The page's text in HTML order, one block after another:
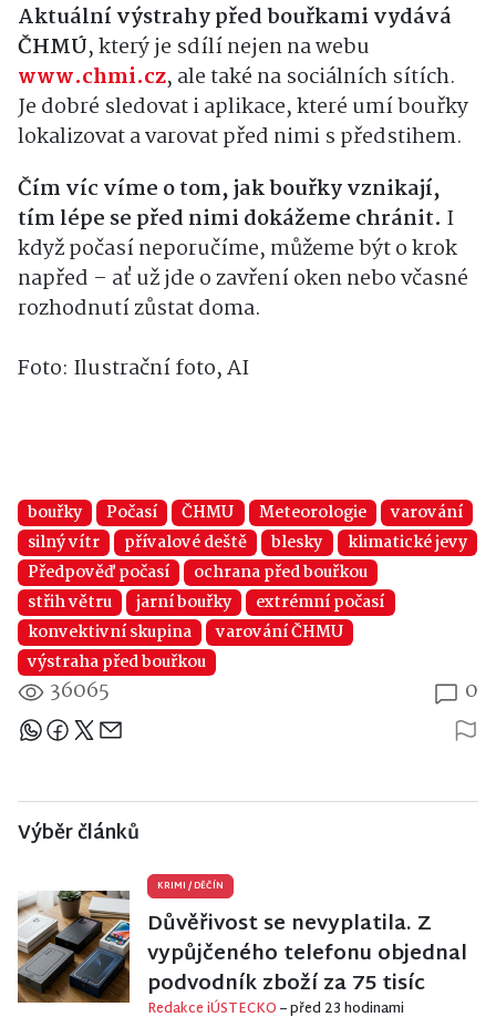
Aktuální výstrahy před bouřkami vydává
ČHMÚ, který je sdílí nejen na webu
www.chmi.cz, ale také na sociálních sítích.
Je dobré sledovat i aplikace, které umí bouřky
lokalizovat a varovat před nimi s předstihem.
Čím víc víme o tom, jak bouřky vznikají,
tím lépe se před nimi dokážeme chránit. I
když počasí neporučíme, můžeme být o krok
napřed – ať už jde o zavření oken nebo včasné
rozhodnutí zůstat doma.
Foto: Ilustrační foto, AI
bouřky Počasí ČHMU Meteorologie
varování
silný vítr
přívalové deště blesky
klimatické jevy
Předpověď počasí
ochrana před bouřkou
střih větru
jarní bouřky
extrémní počasí
konvektivní skupina
varování ČHMU
výstraha před bouřkou
36065 0
Sdílejte článek
Výběr článků
KRIMI /DĚČÍN
Důvěřivost se nevyplatila. Z
vypůjčeného telefonu objednal
podvodník zboží za 75 tisíc
Redakce iÚSTECKO– před 23 hodinami